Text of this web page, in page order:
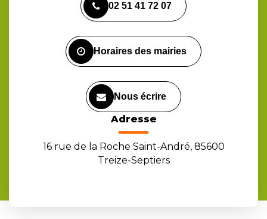
le
compte
le
compte
la
chaîne
02 51 41 72 07
Horaires des mairies
Nous écrire
Adresse
16 rue de la Roche Saint-André, 85600
Treize-Septiers